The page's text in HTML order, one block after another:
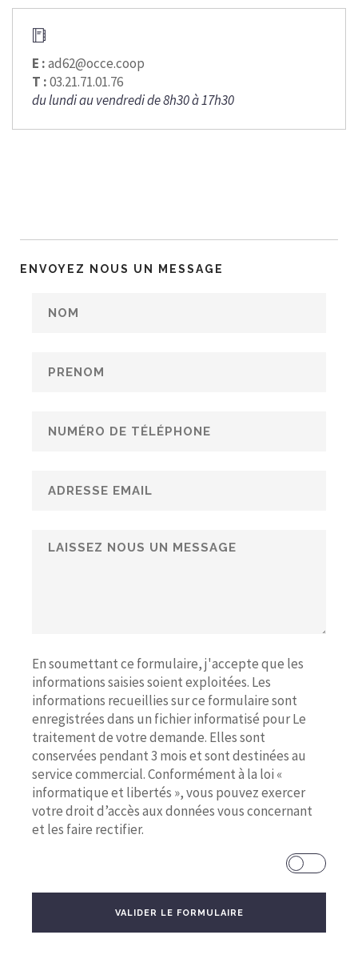
E :ad62@occe.coop
T :03.21.71.01.76
du lundi au vendredi de 8h30 à 17h30
ENVOYEZ NOUS UN MESSAGE
En soumettant ce formulaire, j'accepte que les
informations saisies soient exploitées. Les
informations recueillies sur ce formulaire sont
enregistrées dans un fichier informatisé pour Le
traitement de votre demande. Elles sont
conservées pendant 3 mois et sont destinées au
service commercial. Conformément à la loi «
informatique et libertés », vous pouvez exercer
votre droit d’accès aux données vous concernant
et les faire rectifier.
VALIDER LE FORMULAIRE